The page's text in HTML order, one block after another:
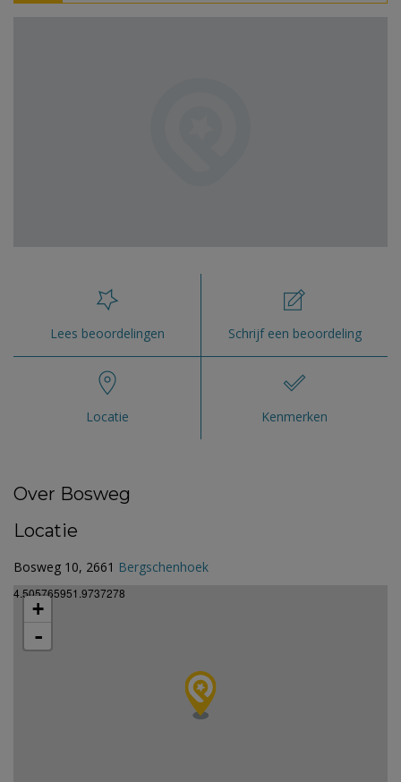
Lees beoordelingen Schrijf een beoordeling
Locatie Kenmerken
Over Bosweg
Locatie
Bosweg 10, 2661 Bergschenhoek
4.505765951.9737278
+
-